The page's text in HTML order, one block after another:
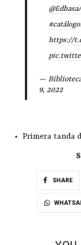
#catálogo
https://
—
9, 2022
Primera tanda
SHARE